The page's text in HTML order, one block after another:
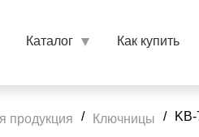
Каталог Как купить
продукция / Ключницы /